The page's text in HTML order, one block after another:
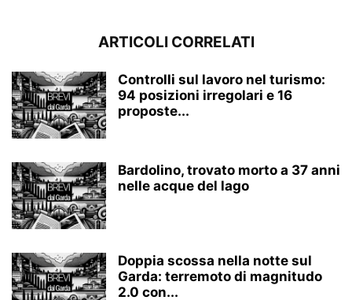
ARTICOLI CORRELATI
Controlli sul lavoro nel turismo:
94 posizioni irregolari e 16
proposte...
Bardolino, trovato morto a 37 anni
nelle acque del lago
Doppia scossa nella notte sul
Garda: terremoto di magnitudo
2.0 con...